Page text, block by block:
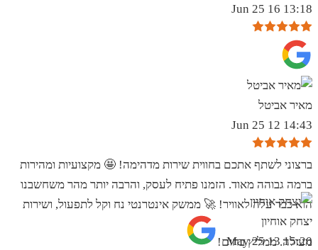
13:18 16 Jun 25
מאיר אביטל
14:43 12 Jun 25
ברצוני לשתף אתכם בחווית שירות מדהימה! 🤩 מקצועיות ומהירות
ברמה גבוהה מאוד. הזמנו פתיח לעסק, והרבה יותר מהר משחשבנו
הוא כבר עלה לאוויר! 🚀 ממשק אינטרנטי נח וקל לתפעול, ושירות
מעולה. ממליץ בחום!
יצחק אוחיון
15:20 13 May 25